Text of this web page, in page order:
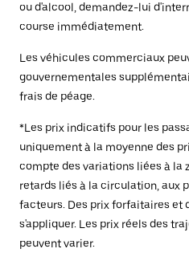
ou d'alcool, demandez-lui
course immédiatement.
Les véhicules commerciaux
gouvernementales
frais de péage.
*Les prix indicatifs pour les
uniquement à la moyenne des
compte des variations liées à la
retards liés à la circulation, aux
facteurs. Des prix forfaitaires et
s'appliquer. Les prix réels des
peuvent varier.